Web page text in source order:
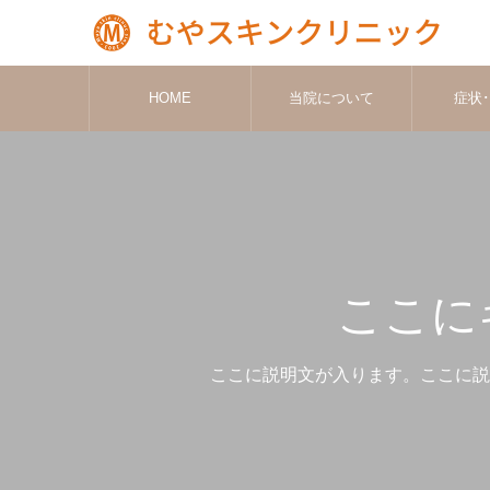
HOME 当院について 症状
ここに
ここに説明文が入ります。ここに